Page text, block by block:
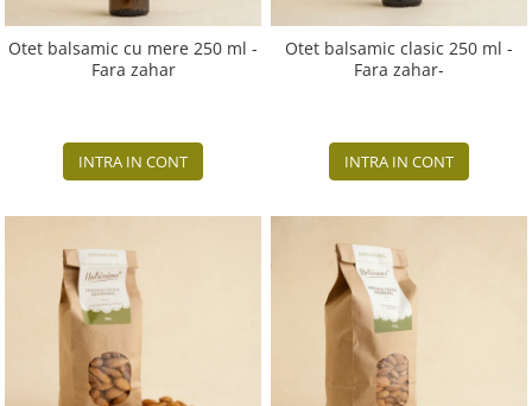
Otet balsamic cu mere 250 ml -
Fara zahar
INTRA IN CONT
Otet balsamic clasic 250 ml -
Fara zahar-
INTRA IN CONT